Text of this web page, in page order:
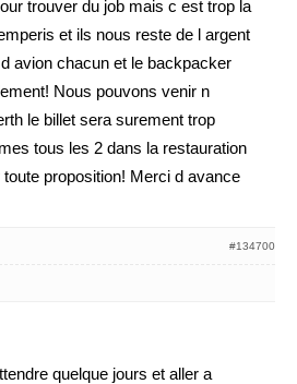
trouver du job mais c est trop la
et ils nous reste de l argent
avion chacun et le backpacker
Nous pouvons venir n
le billet sera surement trop
tous les 2 dans la restauration
proposition! Merci d avance
#134700
quelque jours et aller a